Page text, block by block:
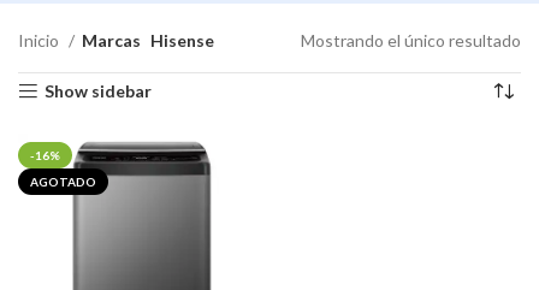
Inicio Marcas Hisense Mostrando el único resultado
Show sidebar
-16%
AGOTADO